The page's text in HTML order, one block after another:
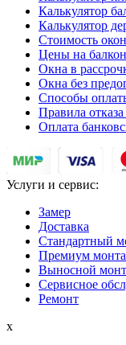
Калькулятор
Калькулятор
Стоимость
Цены на
Окна в
Окна без
Способы
Правила
Оплата
Услуги и сервис:
Замер
Доставка
Стандартный
Премиум
Выносной
Сервисное
Ремонт
x